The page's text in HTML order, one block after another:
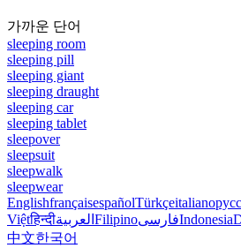
가까운 단어
sleeping room
sleeping pill
sleeping giant
sleeping draught
sleeping car
sleeping tablet
sleepover
sleepsuit
sleepwalk
sleepwear
EnglishfrançaisespañolTürkçeitaliano
Việtहिन्दीالعربية FilipinoفارسیIndonesia
中文한국어